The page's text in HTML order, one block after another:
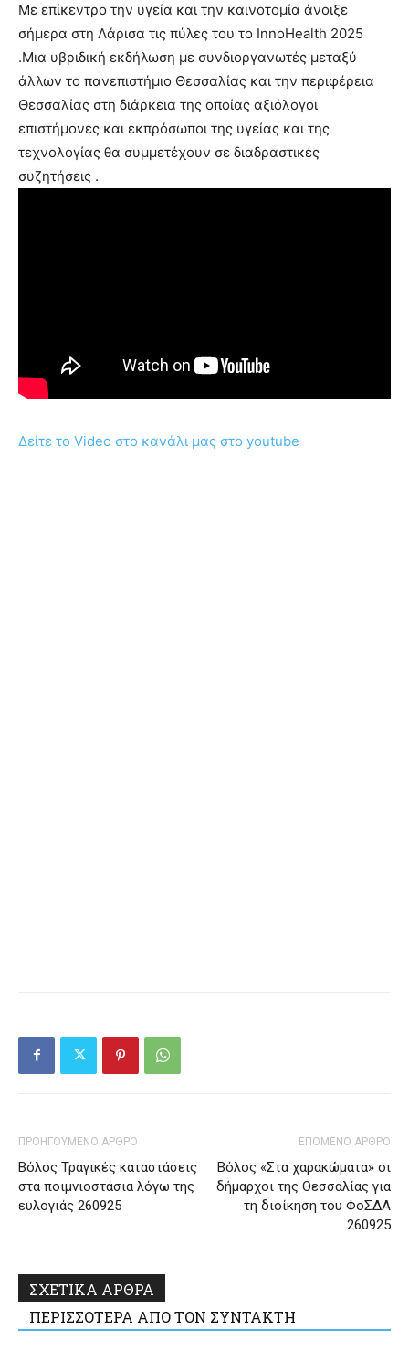
Με επίκεντρο την υγεία και την καινοτομία άνοιξε
σήμερα στη Λάρισα τις πύλες του το InnoHealth 2025
.Μια υβριδική εκδήλωση με συνδιοργανωτές μεταξύ
άλλων το πανεπιστήμιο Θεσσαλίας και την περιφέρεια
Θεσσαλίας στη διάρκεια της οποίας αξιόλογοι
επιστήμονες και εκπρόσωποι της υγείας και της
τεχνολογίας θα συμμετέχουν σε διαδραστικές
συζητήσεις .
Δείτε το Video στο κανάλι μας στο youtube
ΠΡΟΗΓΟΥΜΕΝΟ ΑΡΘΡΟ
Βόλος Τραγικές καταστάσεις
στα ποιμνιοστάσια λόγω της
ευλογιάς 260925
ΕΠΟΜΕΝΟ ΑΡΘΡΟ
Βόλος «Στα χαρακώματα» οι
δήμαρχοι της Θεσσαλίας για
τη διοίκηση του ΦοΣΔΑ
260925
ΣΧΕΤΙΚΑ ΑΡΘΡΑ
ΠΕΡΙΣΣΟΤΕΡΑ ΑΠΟ ΤΟΝ ΣΥΝΤΑΚΤΗ